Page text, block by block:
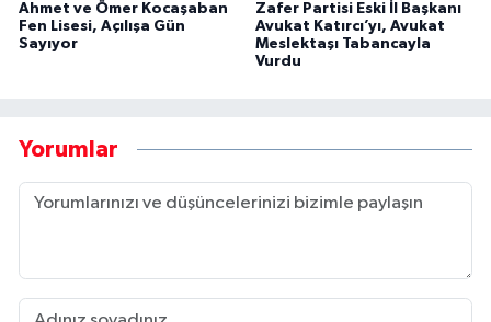
Ahmet ve Ömer Kocaşaban
Fen Lisesi, Açılışa Gün
Sayıyor
Zafer Partisi Eski İl Başkanı
Avukat Katırcı’yı, Avukat
Meslektaşı Tabancayla
Vurdu
Yorumlar